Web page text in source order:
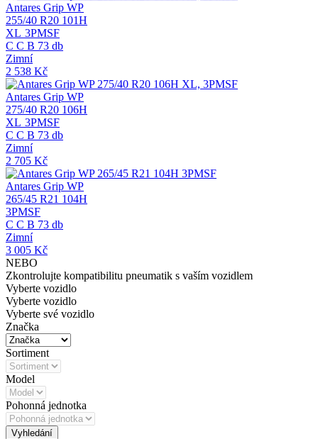
Antares Grip WP
255/40 R20 101H
XL 3PMSF
C C B 73 db
Zimní
2 538 Kč
Antares Grip WP
275/40 R20 106H
XL 3PMSF
C C B 73 db
Zimní
2 705 Kč
Antares Grip WP
265/45 R21 104H
3PMSF
C C B 73 db
Zimní
3 005 Kč
NEBO
Zkontrolujte kompatibilitu pneumatik s vaším vozidlem
Vyberte vozidlo
Vyberte vozidlo
Vyberte své vozidlo
Značka
Sortiment
Model
Pohonná jednotka
Vyhledání